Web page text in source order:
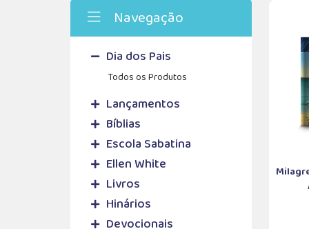
Navegação
Dia dos Pais
Todos os Produtos
Lançamentos
Bíblias
Escola Sabatina
Ellen White
Livros
Hinários
Devocionais